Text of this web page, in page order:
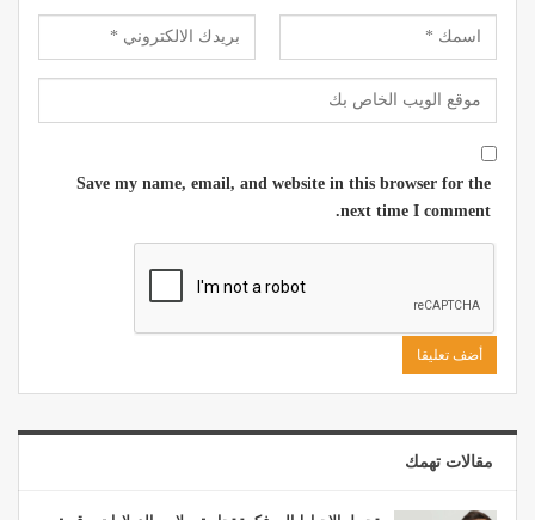
Save my name, email, and website in this browser for the
next time I comment.
مقالات تهمك